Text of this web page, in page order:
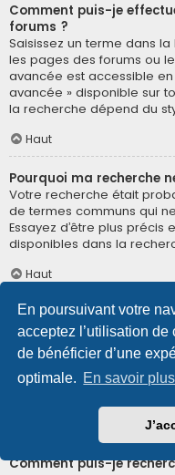
En poursuivant votre
acceptez l’utilisation
de bénéficier d’une
optimale. En savoir
Comment puis-je
forums ?
Saisissez un terme dans
les pages des forums ou
avancée est accessible
avancée » disponible sur
la recherche dépend du
Haut
Pourquoi ma recherche
Votre recherche était
de termes communs qui
Essayez d’être plus précis
disponibles dans la
Haut
Pourquoi ma recherche
Votre recherche a
puisse les afficher.
d’être plus précis dans
sélection des forums
Comment puis-je